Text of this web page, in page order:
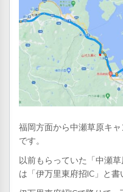
福岡方面から中瀬草原キ
です。
以前もらっていた「中瀬
は「伊万里東府招IC」と